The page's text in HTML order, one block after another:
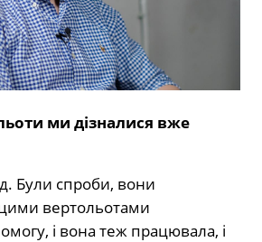
ми дізналися вже
Були спроби, вони
вертольотами
і вона теж працювала, і